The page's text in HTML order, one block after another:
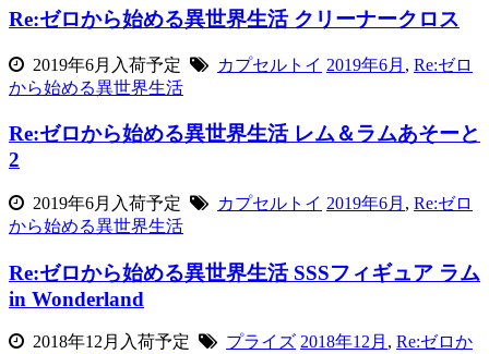
Re:ゼロから始める異世界生活 クリーナークロス
2019年6月入荷予定 カプセルトイ 2019年6月 , Re:ゼロ
から始める異世界生活
Re:ゼロから始める異世界生活 レム＆ラムあそーと
2
2019年6月入荷予定 カプセルトイ 2019年6月 , Re:ゼロ
から始める異世界生活
Re:ゼロから始める異世界生活 SSSフィギュア ラム
in Wonderland
2018年12月入荷予定 プライズ 2018年12月 , Re:ゼロか